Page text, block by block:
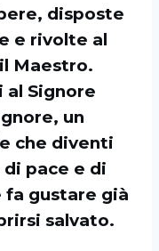
disposte
e rivolte al
Maestro.
Signore
un
che diventi
pace e di
fa gustare già
salvato.